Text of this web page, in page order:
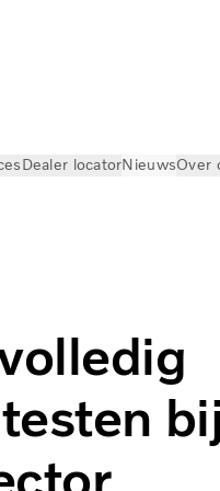
Dealer locatorNieuwsOver